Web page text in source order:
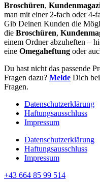
Broschüren,
man mit einer 2-fach oder 4-
Gib Deinen Kunden die
die Broschüren,
einem Ordner abzuheften –
eine Omegaheftung oder
Du hast nicht das passende
Fragen dazu? Melde Dich
Fragen.
Datenschutzerklärung
Haftungsausschluss
Impressum
Datenschutzerklärung
Haftungsausschluss
Impressum
+43 664 85 99 514